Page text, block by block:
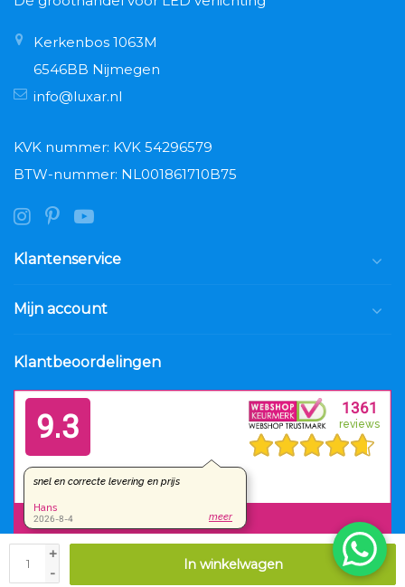
+
-
In winkelwagen
Kerkenbos 1063M
6546BB Nijmegen
info@luxar.nl
KVK nummer: KVK 54296579
BTW-nummer: NL001861710B75
Klantenservice
Mijn account
Klantbeoordelingen
© Copyright 2026 Luxar.nl